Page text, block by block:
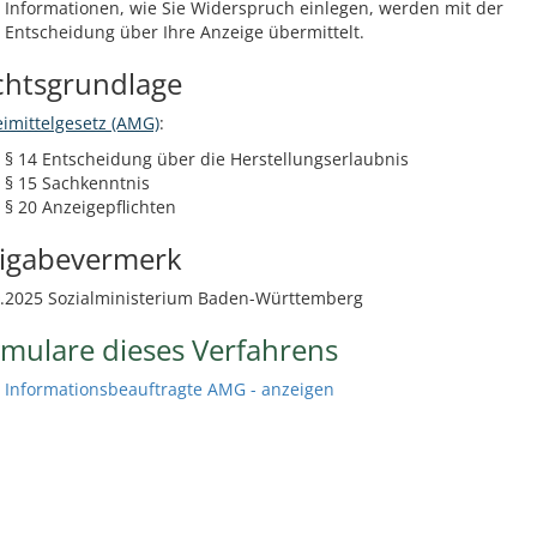
Informationen, wie Sie Widerspruch einlegen, werden mit der
Entscheidung über Ihre Anzeige übermittelt.
(AMG):
§ 14 Entscheidung über die Herstellungserlaubnis
§ 15 Sachkenntnis
§ 20 Anzeigepflichten
Sozialministerium Baden-Württemberg
dieses Verfahrens
Informationsbeauftragte AMG - anzeigen